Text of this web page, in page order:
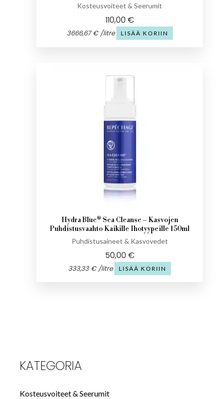
KATEGORIA
Kosteusvoiteet & Seerumit
Kosteusvoiteet & Seerumit
110,00 €
3666,67€ /litre LISÄÄ KORIIN
Hydra Blue® Sea Cleanse – Kasvojen
Puhdistusvaahto Kaikille Ihotyypeille 150ml
Puhdistusaineet & Kasvovedet
50,00 €
333,33 € /litre LISÄÄ KORIIN